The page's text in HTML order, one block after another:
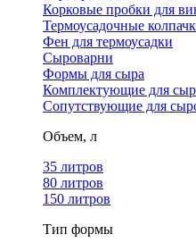
Корковые пробки для
Термоусадочные
Фен для термоусадки
Сыроварни
Формы для сыра
Комплектующие для
Сопутствующие для
Объем, л
35 литров
80 литров
150 литров
Тип формы